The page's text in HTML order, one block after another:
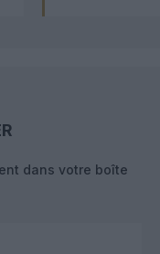
dans votre boîte